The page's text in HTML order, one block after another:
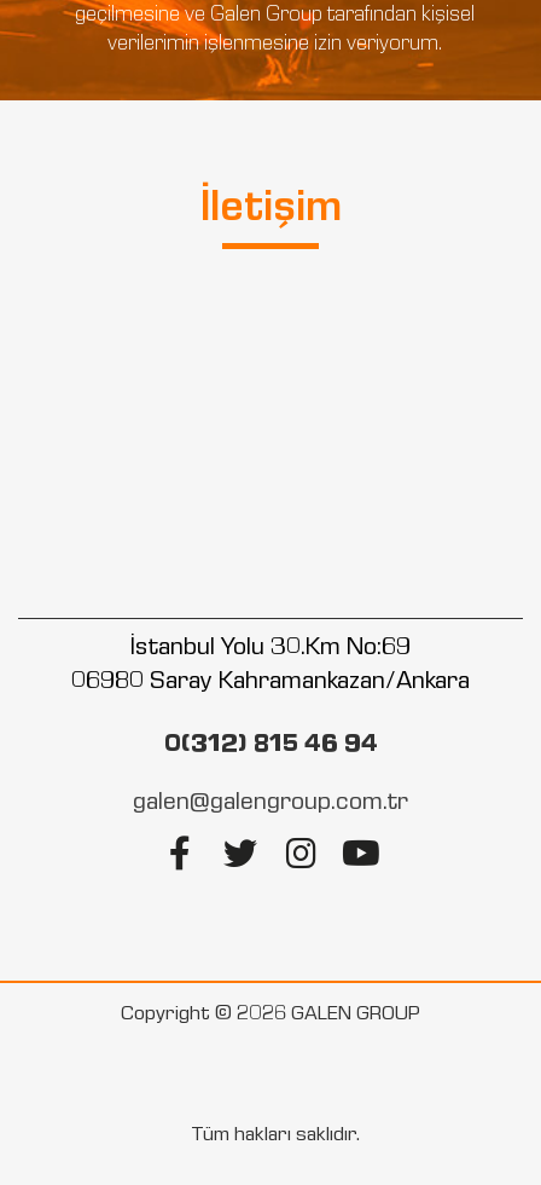
geçilmesine ve Galen Group tarafından kişisel
verilerimin işlenmesine izin veriyorum.
İletişim
İstanbul Yolu 30.Km No:69
06980 Saray Kahramankazan/Ankara
0(312) 815 46 94
galen@galengroup.com.tr
Copyright © 2026 GALEN GROUP
Tüm hakları saklıdır.